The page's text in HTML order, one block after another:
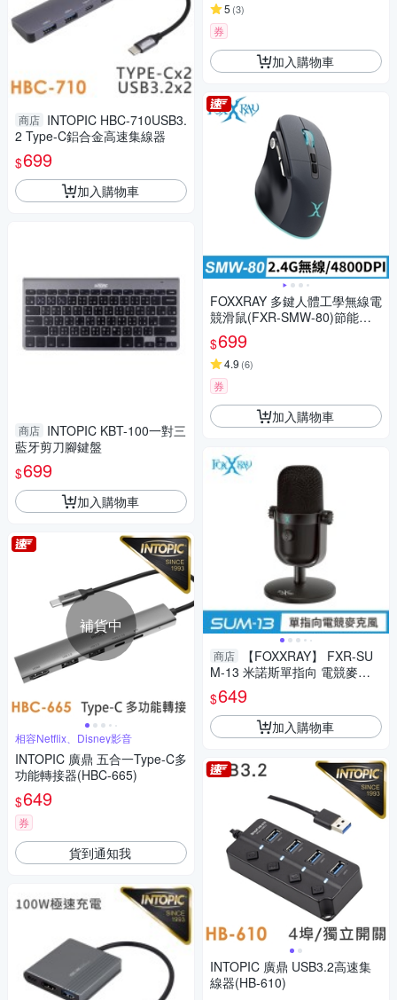
商店 INTOPIC HBC-710USB3.
2 Type-C鋁合金高速集線器
$699
加入購物車
商店 INTOPIC KBT-100一對三
藍牙剪刀腳鍵盤
$699
加入購物車
補貨中
相容Netflix、Disney影音
INTOPIC 廣鼎 五合一Type-C多
功能轉接器(HBC-665)
$649
券
貨到通知我
5 (3)
券
加入購物車
FOXXRAY 多鍵人體工學無線電
競滑鼠(FXR-SMW-80)節能模
式 100小時 充電式
$699
4.9 (6)
券
加入購物車
商店
【FOXXRAY】 FXR-SU
M-13 米諾斯單指向 電競麥克
風 USB-A Type-C 手機 桌機 筆
電 5.0
$649
加入購物車
INTOPIC 廣鼎 USB3.2高速集
線器(HB-610)